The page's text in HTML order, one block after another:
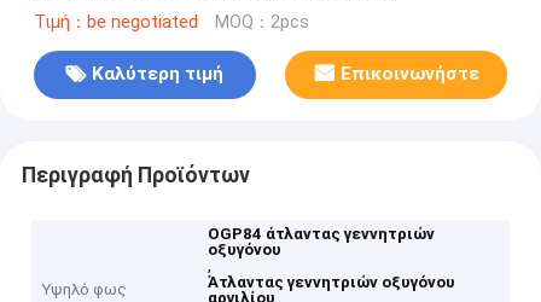
Τιμή：be negotiated MOQ：2pcs
Καλύτερη τιμή Επικοινωνήστε
Περιγραφή Προϊόντων
Υψηλό φως
OGP84 άτλαντας γεννητριών
οξυγόνου
,
Άτλαντας γεννητριών οξυγόνου
αργιλίου